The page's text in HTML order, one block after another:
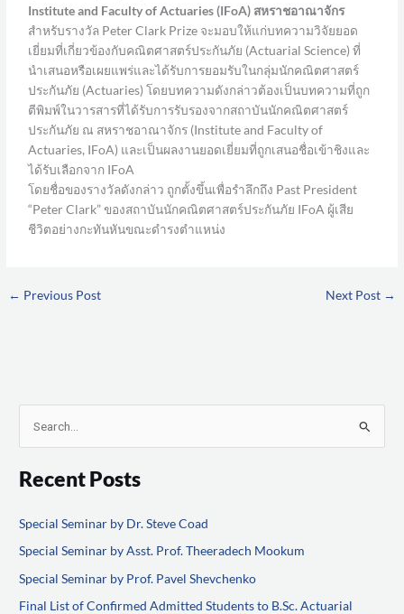
Institute and Faculty of Actuaries (IFoA) สหราชอาณาจักร
สำหรับรางวัล Peter Clark Prize จะมอบให้แก่บทความวิจัยยอด
เยี่ยมที่เกี่ยวข้องกับคณิตศาสตร์ประกันภัย (Actuarial Science) ที่
นำเสนอหรือเผยแพร่และได้รับการยอมรับในกลุ่มนักคณิตศาสตร์
ประกันภัย (Actuaries) โดยบทความดังกล่าวต้องเป็นบทความที่ถูก
ตีพิมพ์ในวารสารที่ได้รับการรับรองจากสถาบันนักคณิตศาสตร์
ประกันภัย ณ สหราชอาณาจักร (Institute and Faculty of
Actuaries, IFoA) และเป็นผลงานยอดเยี่ยมที่ถูกเสนอชื่อเข้าชิงและ
ได้รับเลือกจาก IFoA
โดยชื่อของรางวัลดังกล่าว ถูกตั้งขึ้นเพื่อรำลึกถึง Past President
“Peter Clark” ของสถาบันนักคณิตศาสตร์ประกันภัย IFoA ผู้เสีย
ชีวิตอย่างกะทันหันขณะดำรงตำแหน่ง
← Previous Post Next Post →
a
c
h
f
o
Recent Posts
Special Seminar by Dr. Steve Coad
Special Seminar by Asst. Prof. Theeradech Mookum
Special Seminar by Prof. Pavel Shevchenko
Final List of Confirmed Admitted Students to B.Sc. Actuarial